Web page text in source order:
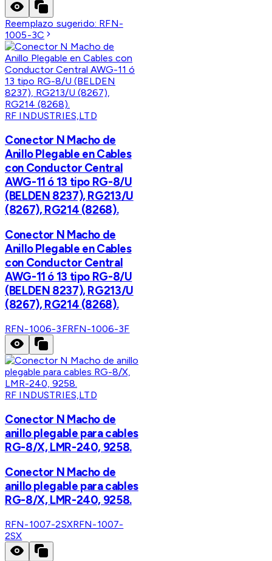
Reemplazo sugerido: RFN-
1005-3C
RF INDUSTRIES,LTD
Conector N Macho de
Anillo Plegable en Cables
con Conductor Central
AWG-11 ó 13 tipo RG-8/U
(BELDEN 8237), RG213/U
(8267), RG214 (8268).
Conector N Macho de
Anillo Plegable en Cables
con Conductor Central
AWG-11 ó 13 tipo RG-8/U
(BELDEN 8237), RG213/U
(8267), RG214 (8268).
RFN-1006-3FRFN-1006-3F
RF INDUSTRIES,LTD
Conector N Macho de
anillo plegable para cables
RG-8/X, LMR-240, 9258.
Conector N Macho de
anillo plegable para cables
RG-8/X, LMR-240, 9258.
RFN-1007-2SXRFN-1007-
2SX